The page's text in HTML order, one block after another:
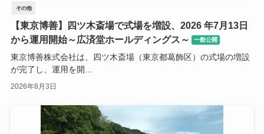
その他
【東京博善】四ツ木斎場で式場を増設、2026 年7月13日
から運用開始～広済堂ホールディングス～
一般公開
東京博善株式会社は、四ツ木斎場（東京都葛飾区）の式場の増設
が完了し、運用を開...
2026年8月3日